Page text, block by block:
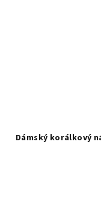
Dámský korálkový